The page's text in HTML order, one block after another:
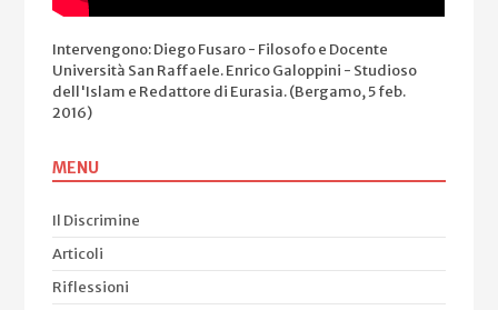
Intervengono: Diego Fusaro - Filosofo e Docente
Università San Raffaele. Enrico Galoppini - Studioso
dell'Islam e Redattore di Eurasia. (Bergamo, 5 feb.
2016)
MENU
Il Discrimine
Articoli
Riflessioni